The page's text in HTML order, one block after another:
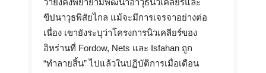
ว่ายังคงพยายามพัฒนาอาวุธนิวเคลียร์และ
ขีปนาวุธพิสัยไกล แม้จะมีการเจรจาอย่างต่อ
เนื่อง เขายังระบุว่าโครงการนิวเคลียร์ของ
อิหร่านที่ Fordow, Nets และ Isfahan ถูก
“ทำลายสิ้น” ไปแล้วในปฏิบัติการเมื่อเดือน